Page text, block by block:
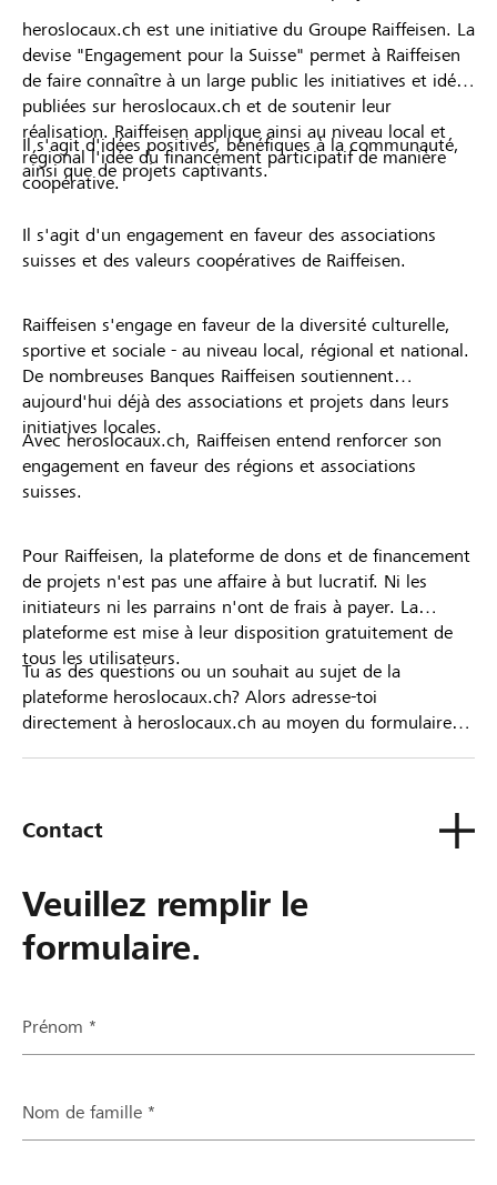
heroslocaux.ch est une initiative du Groupe Raiffeisen. La
devise "Engagement pour la Suisse" permet à Raiffeisen
de faire connaître à un large public les initiatives et idées
publiées sur heroslocaux.ch et de soutenir leur
réalisation. Raiffeisen applique ainsi au niveau local et
régional l'idée du financement participatif de manière
coopérative.
Il s'agit d'idées positives, bénéfiques à la communauté,
ainsi que de projets captivants.
Il s'agit d'un engagement en faveur des associations
suisses et des valeurs coopératives de Raiffeisen.
Raiffeisen s'engage en faveur de la diversité culturelle,
sportive et sociale - au niveau local, régional et national.
De nombreuses Banques Raiffeisen soutiennent
aujourd'hui déjà des associations et projets dans leurs
initiatives locales.
Avec heroslocaux.ch, Raiffeisen entend renforcer son
engagement en faveur des régions et associations
suisses.
Pour Raiffeisen, la plateforme de dons et de financement
de projets n'est pas une affaire à but lucratif. Ni les
initiateurs ni les parrains n'ont de frais à payer. La
plateforme est mise à leur disposition gratuitement de
tous les utilisateurs.
Tu as des questions ou un souhait au sujet de la
plateforme heroslocaux.ch? Alors adresse-toi
directement à heroslocaux.ch au moyen du formulaire
Contact
Veuillez remplir le
formulaire.
Prénom *
Nom de famille *